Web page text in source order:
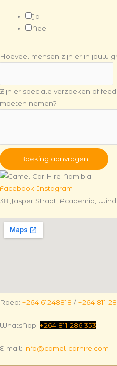
Ja
Nee
Hoeveel mensen zijn er in jouw
Zijn er speciale verzoeken of
moeten nemen?
Boeking aanvragen
Facebook Instagram
38 Jasper Straat, Academia,
Roep: +264 61248818 / +264 811
WhatsApp: +264 811 286 353
E-mail: info@camel-carhire.com